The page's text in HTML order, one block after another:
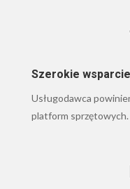
Szerokie wsparcie
Usługodawca
platform sprzętowych.